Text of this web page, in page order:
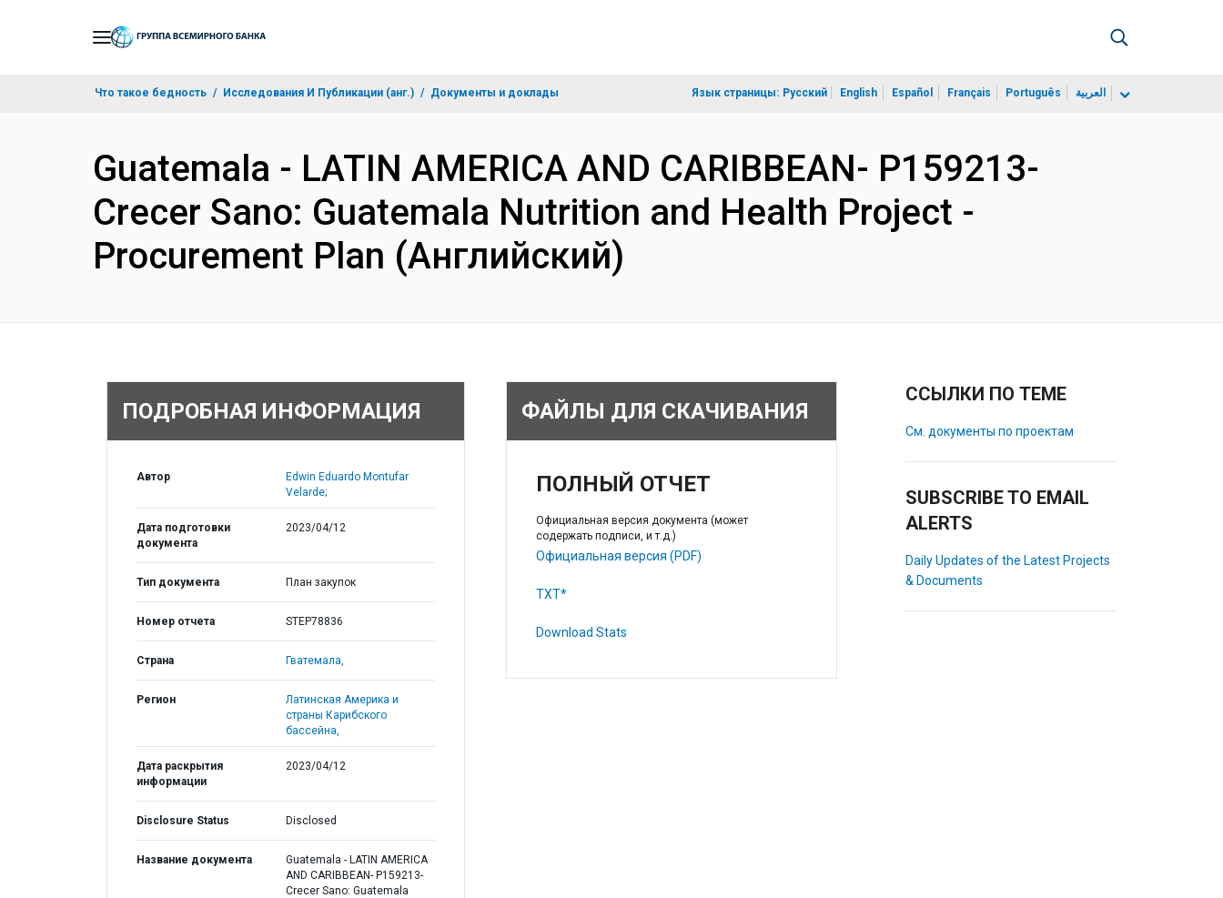
Что такое бедность Исследования И Публикации (анг.) Документы и доклады Язык страницы: Русский English Español Français Português العربية
Guatemala - LATIN AMERICA AND CARIBBEAN- P159213-
Crecer Sano: Guatemala Nutrition and Health Project -
Procurement Plan (Английский)
ПОДРОБНАЯ ИНФОРМАЦИЯ
Автор
Edwin Eduardo Montufar
Velarde;
Дата подготовки
документа
2023/04/12
Тип документа План закупок
Номер отчета STEP78836
Страна Гватемала,
Регион
Латинская Америка и
страны Карибского
бассейна,
Дата раскрытия
информации
2023/04/12
Disclosure Status Disclosed
Название документа
Guatemala - LATIN AMERICA
AND CARIBBEAN- P159213-
Crecer Sano: Guatemala
ФАЙЛЫ ДЛЯ СКАЧИВАНИЯ
ПОЛНЫЙ ОТЧЕТ
Официальная версия документа (может
содержать подписи, и т.д.)
Официальная версия (PDF)
TXT*
Download Stats
ССЫЛКИ ПО ТЕМЕ
См. документы по проектам
SUBSCRIBE TO EMAIL
ALERTS
Daily Updates of the Latest Projects
& Documents